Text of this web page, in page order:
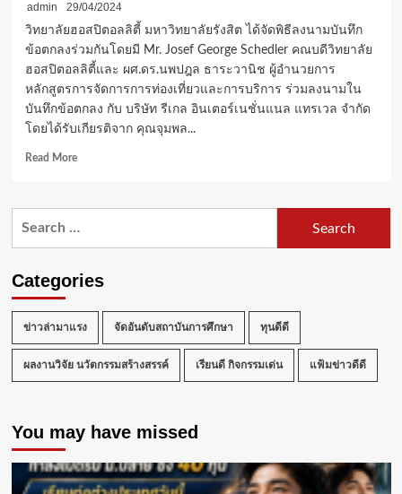
admin
29/04/2024
วิทยาลัยฮอสปิตอลลิตี้ มหาวิทยาลัยรังสิต ได้จัดพิธีลงนามบันทึก
ข้อตกลงร่วมกันโดยมี Mr. Josef George Schedler คณบดีวิทยาลัย
ฮอสปิตอลลิตี้และ ผศ.ดร.นพปฎล ธาระวานิช ผู้อำนวยการ
หลักสูตรการจัดการการท่องเที่ยวและการบริการ ร่วมลงนามใน
บันทึกข้อตกลง กับ บริษัท รีเกล อินเตอร์เนชั่นแนล แทรเวล จำกัด
โดยได้รับเกียรติจาก คุณจุมพล...
Read MoreRead
ม.รังสิต
ความ
กับ
บริษัท
รี
แทรเวล
จำกัด
Categories
ข่าวล่ามาแรง จัดอันดับสถาบันการศึกษา ทุนดีดี
ผลงานวิจัย นวัตกรรมสร้างสรรค์ เรียนดี กิจกรรมเด่น แฟ้มข่าวดีดี
You may have missed